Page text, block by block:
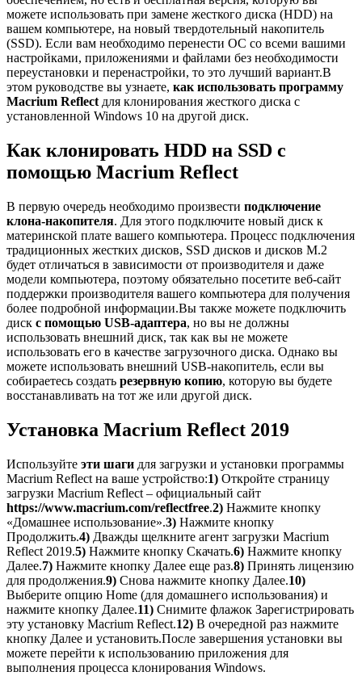
можете использовать при замене жесткого диска (HDD) на
вашем компьютере, на новый твердотельный накопитель
(SSD). Если вам необходимо перенести ОС со всеми вашими
настройками, приложениями и файлами без необходимости
переустановки и перенастройки, то это лучший вариант.В
этом руководстве вы узнаете, как использовать программу
Macrium Reflectдля клонирования жесткого диска с
установленной Windows 10 на другой диск.
Как клонировать HDD на SSD с
помощью Macrium Reflect
В первую очередь необходимо произвести подключение
клона-накопителя. Для этого подключите новый диск к
материнской плате вашего компьютера. Процесс подключения
традиционных жестких дисков, SSD дисков и дисков M.2
будет отличаться в зависимости от производителя и даже
модели компьютера, поэтому обязательно посетите веб-сайт
поддержки производителя вашего компьютера для получения
более подробной информации.Вы также можете подключить
диск с помощью USB-адаптера, но вы не должны
использовать внешний диск, так как вы не можете
использовать его в качестве загрузочного диска. Однако вы
можете использовать внешний USB-накопитель, если вы
собираетесь создать резервную копию, которую вы будете
восстанавливать на тот же или другой диск.
Установка Macrium Reflect 2019
Используйте эти шаги для загрузки и установки программы
Macrium Reflect на ваше устройство:1) Откройте страницу
загрузки Macrium Reflect – официальный сайт
https://www.macrium.com/reflectfree.2) Нажмите кнопку
«Домашнее использование».3) Нажмите кнопку
Продолжить.4) Дважды щелкните агент загрузки Macrium
Reflect 2019.5) Нажмите кнопку Скачать.6) Нажмите кнопку
Далее.7) Нажмите кнопку Далее еще раз.8) Принять лицензию
для продолжения.9) Снова нажмите кнопку Далее.10)
Выберите опцию Home (для домашнего использования) и
нажмите кнопку Далее.11) Снимите флажок Зарегистрировать
эту установку Macrium Reflect.12) В очередной раз нажмите
кнопку Далее и установить.После завершения установки вы
можете перейти к использованию приложения для
выполнения процесса клонирования Windows.